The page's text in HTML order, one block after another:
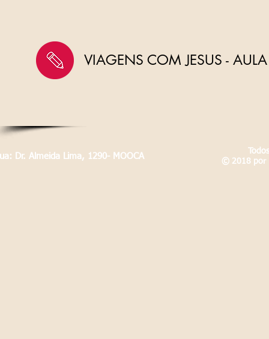
VIAGENS COM JESUS -
Dr. Almeida Lima, 1290- MOOCA
© 2018 por